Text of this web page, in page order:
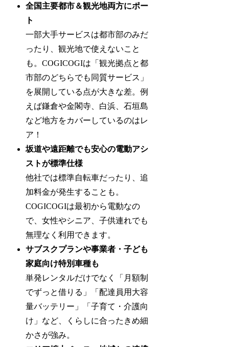
全国主要都市＆観光地両方にポー
ト
一部大手サービスは都市部のみだ
ったり、観光地で使えないこと
も。COGICOGIは「観光拠点と都
市部のどちらでも同質サービス」
を展開している点が大きな差。例
えば鎌倉や金閣寺、白浜、石垣島
など地方をカバーしているのはレ
ア！
坂道や遠距離でも安心の電動アシ
ストが標準仕様
他社では標準自転車だったり、追
加料金が発生することも。
COGICOGIは最初から電動なの
で、女性やシニア、子供連れでも
無理なく利用できます。
サブスクプランや事業者・子ども
家庭向け特別車種も
単発レンタルだけでなく「月額制
でずっと借りる」「配達員用大容
量バッテリー」「子育て・介護向
け」など、くらしに合ったきめ細
かさが強み。